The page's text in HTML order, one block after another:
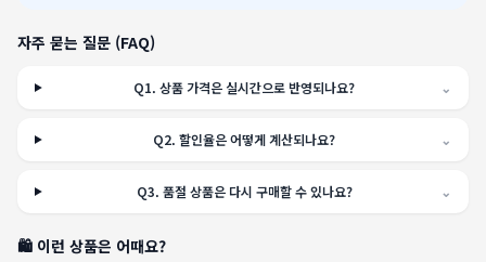
자주 묻는 질문 (FAQ)
Q1.상품 가격은 실시간으로 반영되나요? ⌄
Q2.할인율은 어떻게 계산되나요? ⌄
Q3. 품절 상품은 다시 구매할 수 있나요? ⌄
🛍️ 이런 상품은 어때요?